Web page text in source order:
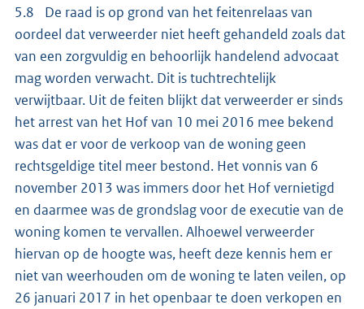
5.8 De raad is op grond van het feitenrelaas van
oordeel dat verweerder niet heeft gehandeld zoals dat
van een zorgvuldig en behoorlijk handelend advocaat
mag worden verwacht. Dit is tuchtrechtelijk
verwijtbaar. Uit de feiten blijkt dat verweerder er sinds
het arrest van het Hof van 10 mei 2016 mee bekend
was dat er voor de verkoop van de woning geen
rechtsgeldige titel meer bestond. Het vonnis van 6
november 2013 was immers door het Hof vernietigd
en daarmee was de grondslag voor de executie van de
woning komen te vervallen. Alhoewel verweerder
hiervan op de hoogte was, heeft deze kennis hem er
niet van weerhouden om de woning te laten veilen, op
26 januari 2017 in het openbaar te doen verkopen en